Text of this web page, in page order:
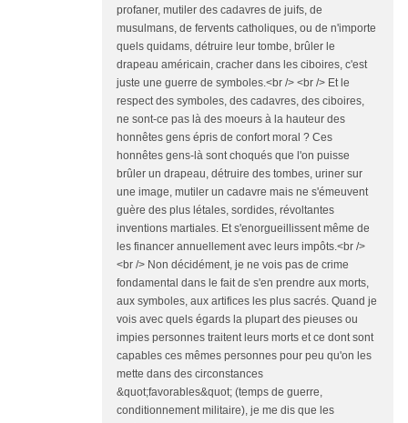
profaner, mutiler des cadavres de juifs, de
musulmans, de fervents catholiques, ou de n'importe
quels quidams, détruire leur tombe, brûler le
drapeau américain, cracher dans les ciboires, c'est
juste une guerre de symboles.<br /> <br /> Et le
respect des symboles, des cadavres, des ciboires,
ne sont-ce pas là des moeurs à la hauteur des
honnêtes gens épris de confort moral ? Ces
honnêtes gens-là sont choqués que l'on puisse
brûler un drapeau, détruire des tombes, uriner sur
une image, mutiler un cadavre mais ne s'émeuvent
guère des plus létales, sordides, révoltantes
inventions martiales. Et s'enorgueillissent même de
les financer annuellement avec leurs impôts.<br />
<br /> Non décidément, je ne vois pas de crime
fondamental dans le fait de s'en prendre aux morts,
aux symboles, aux artifices les plus sacrés. Quand je
vois avec quels égards la plupart des pieuses ou
impies personnes traitent leurs morts et ce dont sont
capables ces mêmes personnes pour peu qu'on les
mette dans des circonstances
&quot;favorables&quot; (temps de guerre,
conditionnement militaire), je me dis que les